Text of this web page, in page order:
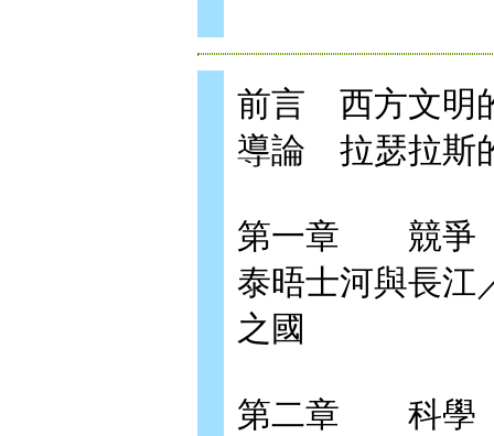
前言 西方文明
導論 拉瑟拉斯
第一章 競爭
泰晤士河與長江
之國
第二章 科學